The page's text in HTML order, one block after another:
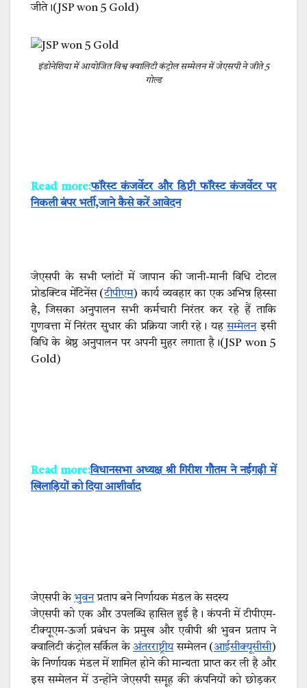
जीते।(JSP won 5 Gold)
इंडोनेशिया में आयोजित विश्व क्वालिटी कंट्रोल सम्मेलन में जेएसपी ने जीते 5
गोल्ड
Read more:फॉरेस्ट कंजर्वेटर और डिप्टी फॉरेस्ट कंजर्वेटर पर
निकली बंपर भर्ती,जाने कैसे करें आवेदन
जेएसपी के सभी प्लांटों में जापान की जानी-मानी विधि टोटल
प्रोडक्टिव मेंटिनेंस (टीपीएम) कार्य व्यवहार का एक अभिन्न हिस्सा
है, जिसका अनुपालन सभी कर्मचारी निरंतर कर रहे हैं ताकि
गुणवत्ता में निरंतर सुधार की प्रक्रिया जारी रहे। यहसम्मेलनइसी
विधि के श्रेष्ठ अनुपालन पर अपनी मुहर लगाता है।(JSP won 5
Gold)
Read more:विधानसभा अध्यक्ष श्री गिरीश गौतम ने नईगढ़ी में
खिलाड़ियों को दिया आशीर्वाद
जेएसपी के भुवनप्रताप बने निर्णायक मंडल के सदस्य
जेएसपी को एक और उपलब्धि हासिल हुई है। कंपनी में टीपीएम-
टीक्यूएम-ऊर्जा प्रबंधन के प्रमुख और एवीपी श्री भुवन प्रताप ने
क्वालिटी कंट्रोल सर्किल के अंतरराष्ट्रीयसम्मेलन (आईसीक्यूसीसी)
के निर्णायक मंडल में शामिल होने की मान्यता प्राप्त कर ली है और
इस सम्मेलन में उन्होंने जेएसपी समूह की कंपनियों को छोड़कर